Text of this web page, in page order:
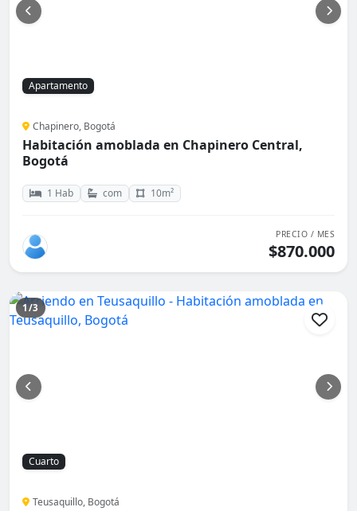
Apartamento
Chapinero, Bogotá
Habitación amoblada en Chapinero Central,
Bogotá
1 Hab com 10m²
PRECIO / MES
$870.000
1/3
Cuarto
Teusaquillo, Bogotá